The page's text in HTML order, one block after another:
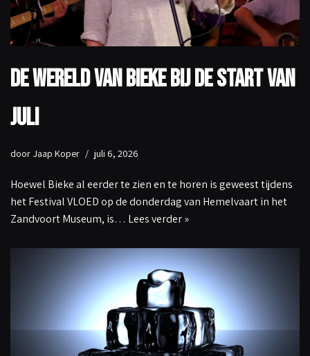
De wereld van Bieke bij de start van
juli
door Jaap Koper juli 6, 2026
Hoewel Bieke al eerder te zien en te horen is geweest tijdens
het Festival VLOED op de donderdag van Hemelvaart in het
Zandvoort Museum, is… Lees verder »